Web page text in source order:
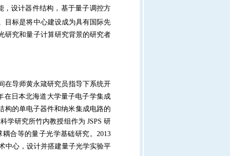
，设计器件结构，基于量子调控方
目标是将中心建设成为具有国际先
研究和量子计算研究背景的研究者
在导师黄永箴研究员指导下系统开
在日本北海道大学量子电子学集成
构的单电子器件和纳米集成电路的
学研究所竹内教授组作为 JSPS研
合等的量子光学基础研究。 2013
中心，设计并搭建量子光学实验平